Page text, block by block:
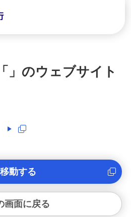
」のウェブサイト
移動する
画面に戻る